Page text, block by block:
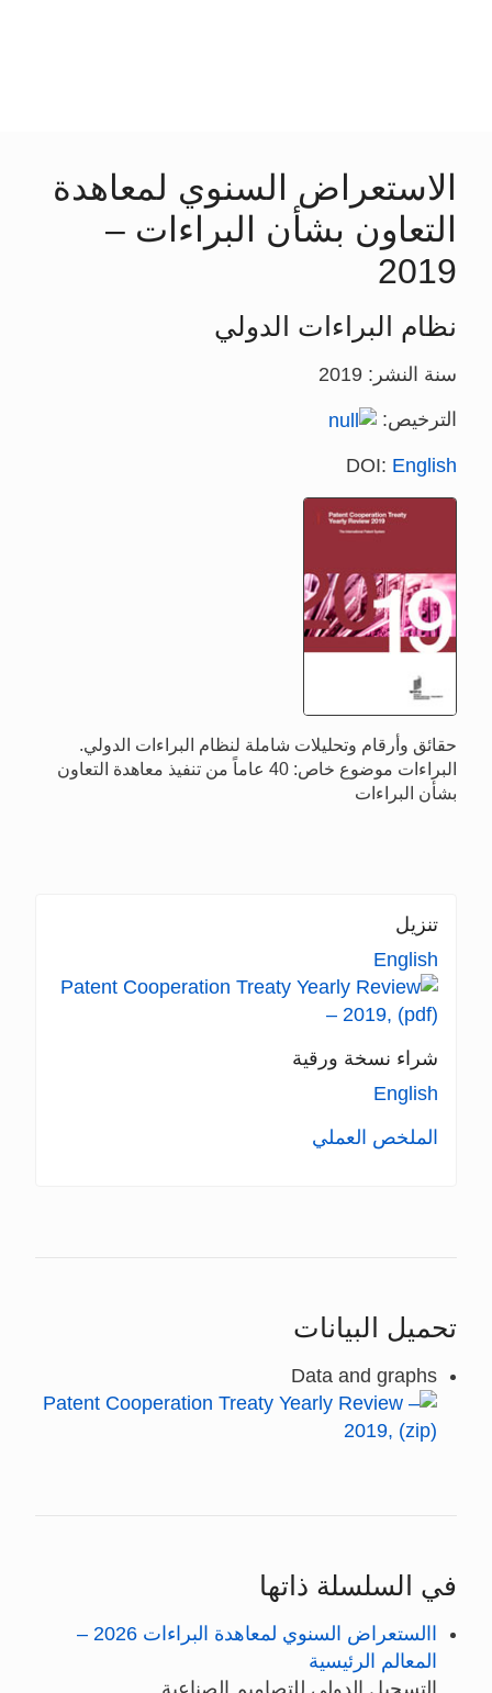
الاستعراض السنوي لمعاهدة
التعاون بشأن البراءات –
2019
نظام البراءات الدولي
سنة النشر: 2019
الترخيص:
DOI: English
حقائق وأرقام وتحليلات شاملة لنظام البراءات الدولي.
البراءات موضوع خاص: 40 عاماً من تنفيذ معاهدة التعاون
بشأن البراءات
تنزيل
English
شراء نسخة ورقية
English
الملخص العملي
تحميل البيانات
Data and graphs
في السلسلة ذاتها
االستعراض السنوي لمعاهدة البراءات 2026 –
المعالم الرئيسية
التسجيل الدولي للتصاميم الصناعية